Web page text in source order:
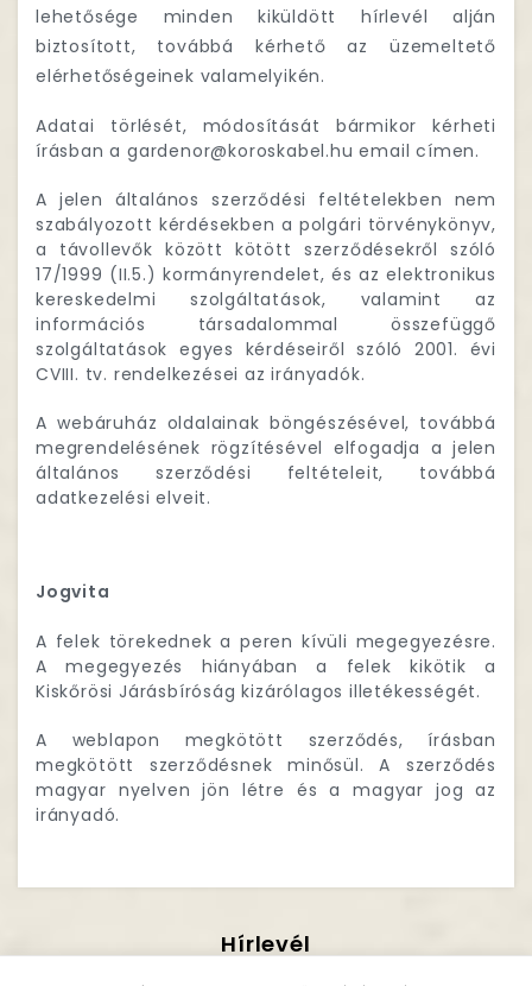
lehetősége minden kiküldött hírlevél alján
biztosított, továbbá kérhető az üzemeltető
elérhetőségeinek valamelyikén.
Adatai törlését, módosítását bármikor kérheti
írásban a gardenor@koroskabel.hu email címen.
A jelen általános szerződési feltételekben nem
szabályozott kérdésekben a polgári törvénykönyv,
a távollevők között kötött szerződésekről szóló
17/1999 (II.5.) kormányrendelet, és az elektronikus
kereskedelmi szolgáltatások, valamint az
információs társadalommal összefüggő
szolgáltatások egyes kérdéseiről szóló 2001. évi
CVIII. tv. rendelkezései az irányadók.
A webáruház oldalainak böngészésével, továbbá
megrendelésének rögzítésével elfogadja a jelen
általános szerződési feltételeit, továbbá
adatkezelési elveit.
Jogvita
A felek törekednek a peren kívüli megegyezésre.
A megegyezés hiányában a felek kikötik a
Kiskőrösi Járásbíróság kizárólagos illetékességét.
A weblapon megkötött szerződés, írásban
megkötött szerződésnek minősül. A szerződés
magyar nyelven jön létre és a magyar jog az
irányadó.
Hírlevél